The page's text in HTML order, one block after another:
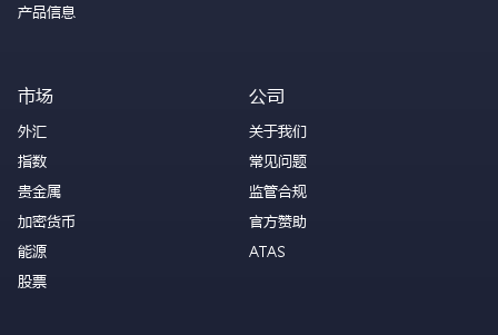
产品信息
市场
外汇
指数
贵金属
加密货币
能源
股票
公司
关于我们
常见问题
监管合规
官方赞助
ATAS